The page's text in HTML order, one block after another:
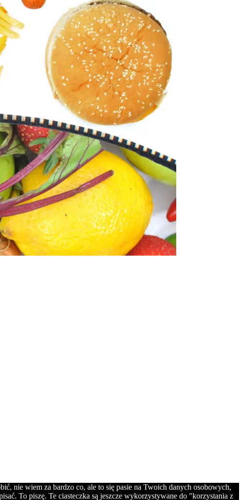
nie wiem za bardzo co, ale to się pasie na Twoich danych osobowych,
To piszę. Te ciasteczka są jeszcze wykorzystywane do "korzystania z